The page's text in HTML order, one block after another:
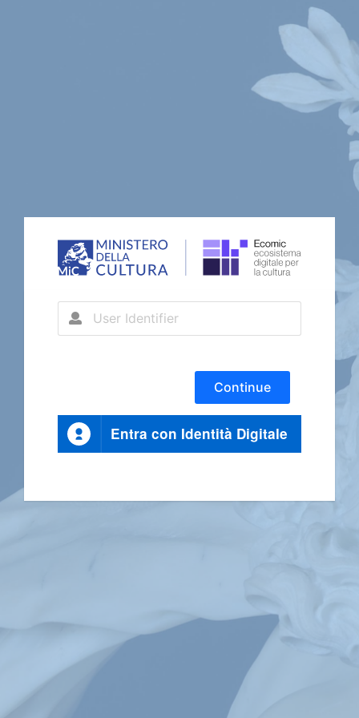
Continue
Entra con Identità Digitale